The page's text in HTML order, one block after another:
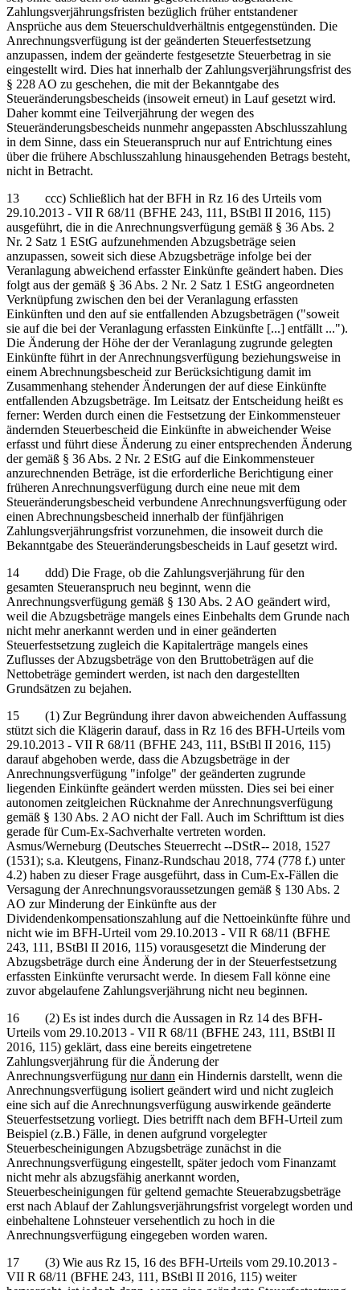
Zahlungsverjährungsfristen bezüglich früher entstandener
Ansprüche aus dem Steuerschuldverhältnis entgegenstünden. Die
Anrechnungsverfügung ist der geänderten Steuerfestsetzung
anzupassen, indem der geänderte festgesetzte Steuerbetrag in sie
eingestellt wird. Dies hat innerhalb der Zahlungsverjährungsfrist des
§ 228 AO zu geschehen, die mit der Bekanntgabe des
Steueränderungsbescheids (insoweit erneut) in Lauf gesetzt wird.
Daher kommt eine Teilverjährung der wegen des
Steueränderungsbescheids nunmehr angepassten Abschlusszahlung
in dem Sinne, dass ein Steueranspruch nur auf Entrichtung eines
über die frühere Abschlusszahlung hinausgehenden Betrags besteht,
nicht in Betracht.
13 ccc) Schließlich hat der BFH in Rz 16 des Urteils vom
29.10.2013 - VII R 68/11 (BFHE 243, 111, BStBl II 2016, 115)
ausgeführt, die in die Anrechnungsverfügung gemäß § 36 Abs. 2
Nr. 2 Satz 1 EStG aufzunehmenden Abzugsbeträge seien
anzupassen, soweit sich diese Abzugsbeträge infolge bei der
Veranlagung abweichend erfasster Einkünfte geändert haben. Dies
folgt aus der gemäß § 36 Abs. 2 Nr. 2 Satz 1 EStG angeordneten
Verknüpfung zwischen den bei der Veranlagung erfassten
Einkünften und den auf sie entfallenden Abzugsbeträgen ("soweit
sie auf die bei der Veranlagung erfassten Einkünfte [...] entfällt ...").
Die Änderung der Höhe der der Veranlagung zugrunde gelegten
Einkünfte führt in der Anrechnungsverfügung beziehungsweise in
einem Abrechnungsbescheid zur Berücksichtigung damit im
Zusammenhang stehender Änderungen der auf diese Einkünfte
entfallenden Abzugsbeträge. Im Leitsatz der Entscheidung heißt es
ferner: Werden durch einen die Festsetzung der Einkommensteuer
ändernden Steuerbescheid die Einkünfte in abweichender Weise
erfasst und führt diese Änderung zu einer entsprechenden Änderung
der gemäß § 36 Abs. 2 Nr. 2 EStG auf die Einkommensteuer
anzurechnenden Beträge, ist die erforderliche Berichtigung einer
früheren Anrechnungsverfügung durch eine neue mit dem
Steueränderungsbescheid verbundene Anrechnungsverfügung oder
einen Abrechnungsbescheid innerhalb der fünfjährigen
Zahlungsverjährungsfrist vorzunehmen, die insoweit durch die
Bekanntgabe des Steueränderungsbescheids in Lauf gesetzt wird.
14 ddd) Die Frage, ob die Zahlungsverjährung für den
gesamten Steueranspruch neu beginnt, wenn die
Anrechnungsverfügung gemäß § 130 Abs. 2 AO geändert wird,
weil die Abzugsbeträge mangels eines Einbehalts dem Grunde nach
nicht mehr anerkannt werden und in einer geänderten
Steuerfestsetzung zugleich die Kapitalerträge mangels eines
Zuflusses der Abzugsbeträge von den Bruttobeträgen auf die
Nettobeträge gemindert werden, ist nach den dargestellten
Grundsätzen zu bejahen.
15 (1) Zur Begründung ihrer davon abweichenden Auffassung
stützt sich die Klägerin darauf, dass in Rz 16 des BFH-Urteils vom
29.10.2013 - VII R 68/11 (BFHE 243, 111, BStBl II 2016, 115)
darauf abgehoben werde, dass die Abzugsbeträge in der
Anrechnungsverfügung "infolge" der geänderten zugrunde
liegenden Einkünfte geändert werden müssten. Dies sei bei einer
autonomen zeitgleichen Rücknahme der Anrechnungsverfügung
gemäß § 130 Abs. 2 AO nicht der Fall. Auch im Schrifttum ist dies
gerade für Cum-Ex-Sachverhalte vertreten worden.
Asmus/Werneburg (Deutsches Steuerrecht ‑‑DStR‑‑ 2018, 1527
(1531); s.a. Kleutgens, Finanz-Rundschau 2018, 774 (778 f.) unter
4.2) haben zu dieser Frage ausgeführt, dass in Cum-Ex-Fällen die
Versagung der Anrechnungsvoraussetzungen gemäß § 130 Abs. 2
AO zur Minderung der Einkünfte aus der
Dividendenkompensationszahlung auf die Nettoeinkünfte führe und
nicht wie im BFH-Urteil vom 29.10.2013 - VII R 68/11 (BFHE
243, 111, BStBl II 2016, 115) vorausgesetzt die Minderung der
Abzugsbeträge durch eine Änderung der in der Steuerfestsetzung
erfassten Einkünfte verursacht werde. In diesem Fall könne eine
zuvor abgelaufene Zahlungsverjährung nicht neu beginnen.
16 (2) Es ist indes durch die Aussagen in Rz 14 des BFH-
Urteils vom 29.10.2013 - VII R 68/11 (BFHE 243, 111, BStBl II
2016, 115) geklärt, dass eine bereits eingetretene
Zahlungsverjährung für die Änderung der
Anrechnungsverfügung nur dann ein Hindernis darstellt, wenn die
Anrechnungsverfügung isoliert geändert wird und nicht zugleich
eine sich auf die Anrechnungsverfügung auswirkende geänderte
Steuerfestsetzung vorliegt. Dies betrifft nach dem BFH-Urteil zum
Beispiel (z.B.) Fälle, in denen aufgrund vorgelegter
Steuerbescheinigungen Abzugsbeträge zunächst in die
Anrechnungsverfügung eingestellt, später jedoch vom Finanzamt
nicht mehr als abzugsfähig anerkannt worden,
Steuerbescheinigungen für geltend gemachte Steuerabzugsbeträge
erst nach Ablauf der Zahlungsverjährungsfrist vorgelegt worden und
einbehaltene Lohnsteuer versehentlich zu hoch in die
Anrechnungsverfügung eingegeben worden waren.
17 (3) Wie aus Rz 15, 16 des BFH-Urteils vom 29.10.2013 -
VII R 68/11 (BFHE 243, 111, BStBl II 2016, 115) weiter